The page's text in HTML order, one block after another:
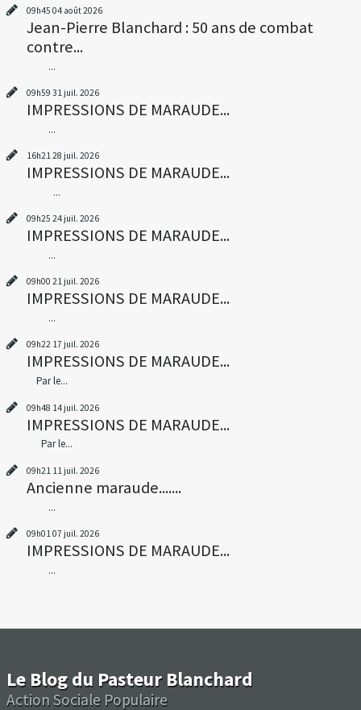
09h45 04 août 2026
Jean-Pierre Blanchard : 50 ans de combat
contre...
...
09h59 31 juil. 2026
IMPRESSIONS DE MARAUDE...
...
16h2128 juil. 2026
IMPRESSIONS DE MARAUDE...
...
09h25 24 juil. 2026
IMPRESSIONS DE MARAUDE...
...
09h00 21 juil. 2026
IMPRESSIONS DE MARAUDE...
...
09h22 17 juil. 2026
IMPRESSIONS DE MARAUDE...
Par le...
09h48 14 juil. 2026
IMPRESSIONS DE MARAUDE...
Par le...
09h21 11 juil. 2026
Ancienne maraude.......
...
09h01 07 juil. 2026
IMPRESSIONS DE MARAUDE...
...
Le Blog du Pasteur Blanchard
Action Sociale Populaire